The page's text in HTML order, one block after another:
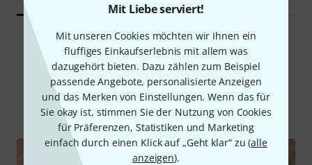
Mit Liebe serviert!
Mit unseren Cookies möchten wir Ihnen ein
fluffiges Einkaufserlebnis mit allem was
dazugehört bieten. Dazu zählen zum Beispiel
passende Angebote, personalisierte Anzeigen
und das Merken von Einstellungen. Wenn das für
Sie okay ist, stimmen Sie der Nutzung von Cookies
für Präferenzen, Statistiken und Marketing
einfach durch einen Klick auf „Geht klar“ zu (alle
anzeigen).
Wissen
Alle Videos Ratgeber